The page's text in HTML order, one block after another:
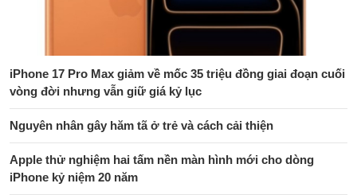
iPhone 17 Pro Max giảm về mốc 35 triệu đồng giai đoạn cuối
vòng đời nhưng vẫn giữ giá kỷ lục
Nguyên nhân gây hăm tã ở trẻ và cách cải thiện
Apple thử nghiệm hai tấm nền màn hình mới cho dòng
iPhone kỷ niệm 20 năm